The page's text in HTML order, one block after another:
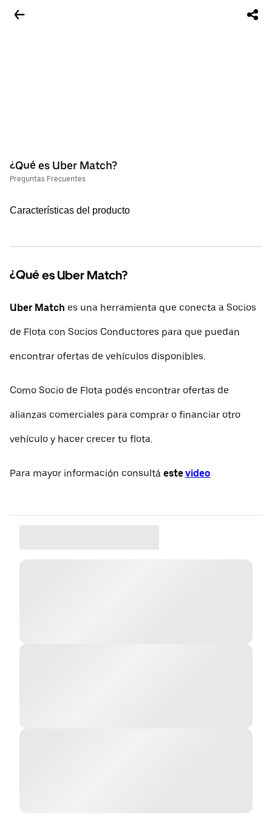
¿Qué es Uber Match?
Preguntas Frecuentes
Características del producto
¿Qué es Uber Match?
Uber Match es una herramienta que conecta a Socios
de Flota con Socios Conductores para que puedan
encontrar ofertas de vehículos disponibles.
Como Socio de Flota podés encontrar ofertas de
alianzas comerciales para comprar o financiar otro
vehículo y hacer crecer tu flota.
Para mayor información consultá estevideo